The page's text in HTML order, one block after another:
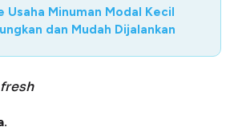
Usaha Minuman Modal Kecil
dan Mudah Dijalankan
fresh